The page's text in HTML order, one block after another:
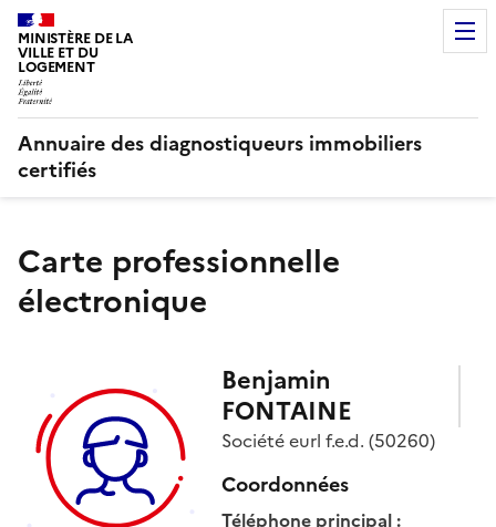
MINISTÈRE DE LA
VILLE ET DU
LOGEMENT
Annuaire des diagnostiqueurs immobiliers
certifiés
Carte professionnelle
électronique
Benjamin
FONTAINE
Sociétéeurl f.e.d. (50260)
Coordonnées
Téléphone principal: